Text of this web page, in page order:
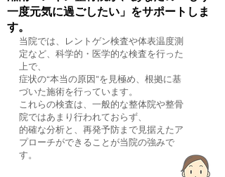
一度元気に過ごしたい」をサポートしま
す。
当院では、レントゲン検査や体表温度測
定など、科学的・医学的な検査を行った
上で、
症状の“本当の原因”を見極め、根拠に基
づいた施術を行っています。
これらの検査は、一般的な整体院や整骨
院ではあまり行われておらず、
的確な分析と、再発予防まで見据えたア
プローチができることが当院の強みで
す。